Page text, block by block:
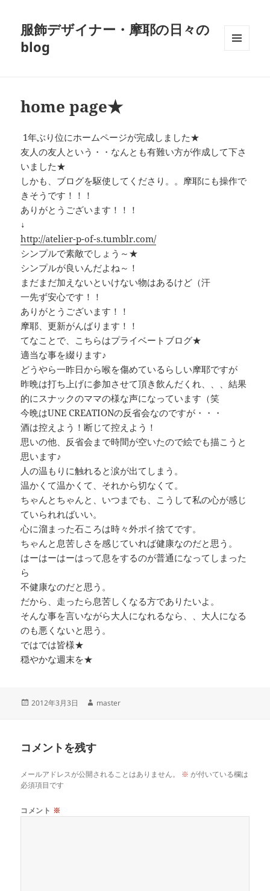
服飾デザイナー・摩耶の日々の
blog
home page★
1年ぶり位にホームページが完成しました★
友人の友人という・・なんとも有難い方が作成して下さ
いました★
しかも、ブログを駆使してくださり。。摩耶にも操作で
きそうです！！！
ありがとうございます！！！
↓
http://atelier-p-of-s.tumblr.com/
シンプルで素敵でしょう～★
シンプルが良いんだよね～！
まだまだ加えないといけない物はあるけど（汗
一先ず安心です！！
ありがとうございます！！
摩耶、更新がんばります！！
てなことで、こちらはプライベートブログ★
適当な事を綴ります♪
どうやら一昨日から喉を傷めているらしい摩耶ですが
昨晩は打ち上げに参加させて頂き飲んだくれ、、、結果
的にスナックのママの様な声になっています（笑
今晩はUNE CREATIONの反省会なのですが・・・
酒は控えよう！断じて控えよう！
思いの他、反省会まで時間が空いたので絵でも描こうと
思います♪
人の温もりに触れると涙が出てしまう。
温かくて温かくて、それから切なくて。
ちゃんとちゃんと、いつまでも、こうして私の心が感じ
ていられればいい。
心に溜まった石ころは時々外ポイ捨てです。
ちゃんと息苦しさを感じていれば健康なのだと思う。
はーはーはーはって息をするのが普通になってしまった
ら
不健康なのだと思う。
だから、走ったら息苦しくなる方でありたいよ。
そんな事を言いながら大人になれるなら、、大人になる
のも悪くないと思う。
ではでは皆様★
穏やかな週末を★
投
2012年3月3日
作
master
コメントを残す
メールアドレスが公開されることはありません。 ※ が付いている欄は
必須項目です
コメント ※